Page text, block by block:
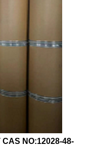
NO:12028-48-